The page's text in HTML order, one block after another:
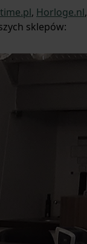
, Horloge.nl,
sklepów: